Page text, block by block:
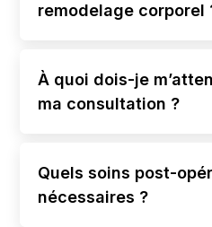
remodelage corporel
À quoi dois-je
ma consultation ?
Quels soins post-
nécessaires ?